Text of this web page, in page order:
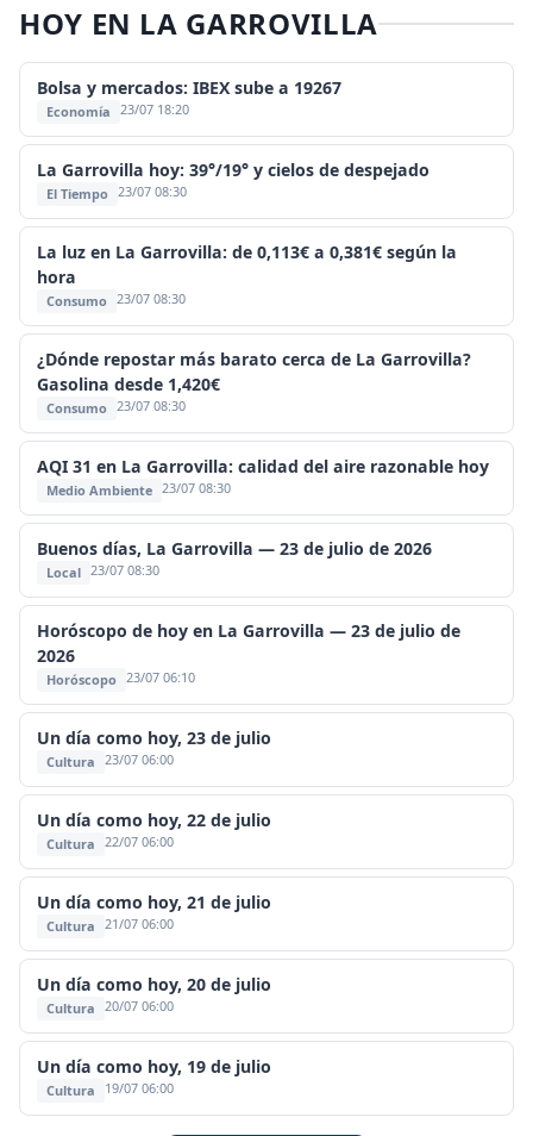
HOY EN LA GARROVILLA
Bolsa y mercados: IBEX sube a 19267
Economía 23/07 18:20
La Garrovilla hoy: 39°/19° y cielos de despejado
El Tiempo 23/07 08:30
La luz en La Garrovilla: de 0,113€ a 0,381€ según la
hora
Consumo 23/07 08:30
¿Dónde repostar más barato cerca de La Garrovilla?
Gasolina desde 1,420€
Consumo 23/07 08:30
AQI 31 en La Garrovilla: calidad del aire razonable hoy
Medio Ambiente 23/07 08:30
Buenos días, La Garrovilla — 23 de julio de 2026
Local 23/07 08:30
Horóscopo de hoy en La Garrovilla — 23 de julio de
2026
Horóscopo 23/07 06:10
Un día como hoy, 23 de julio
Cultura 23/07 06:00
Un día como hoy, 22 de julio
Cultura 22/07 06:00
Un día como hoy, 21 de julio
Cultura 21/07 06:00
Un día como hoy, 20 de julio
Cultura 20/07 06:00
Un día como hoy, 19 de julio
Cultura 19/07 06:00